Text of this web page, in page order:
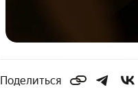
Поделиться